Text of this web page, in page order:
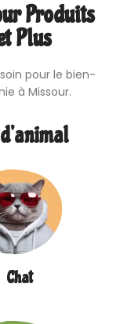
Produits
Plus
pour le bien-
à Missour.
Chat